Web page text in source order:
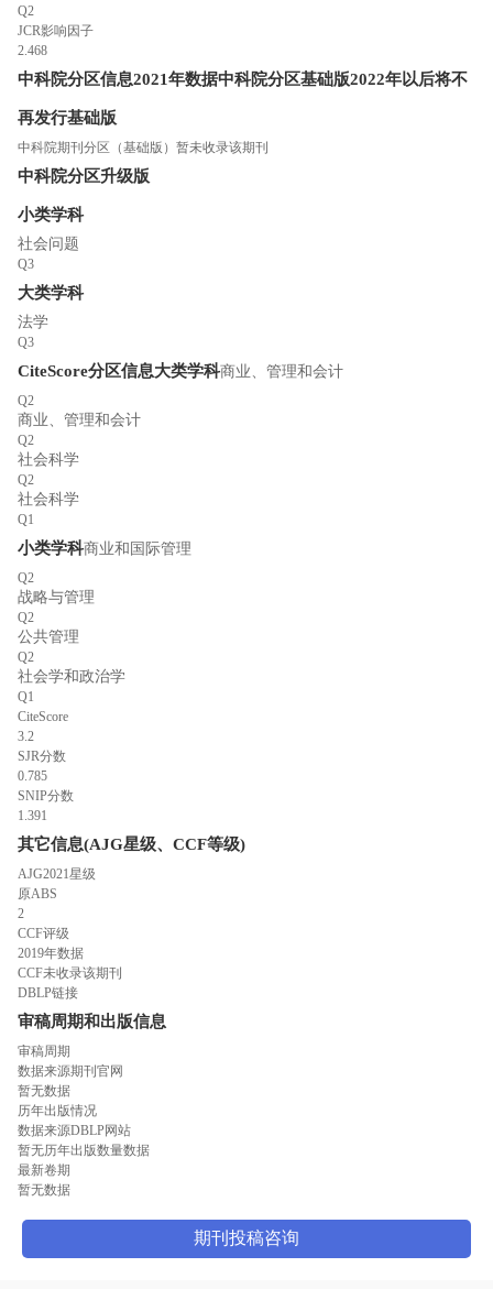
Q2
JCR影响因子
2.468
中科院分区信息2021年数据中科院分区基础版2022年以后将不
再发行基础版
中科院期刊分区（基础版）暂未收录该期刊
中科院分区升级版
小类学科
社会问题
Q3
大类学科
法学
Q3
CiteScore分区信息大类学科商业、管理和会计
Q2
商业、管理和会计
Q2
社会科学
Q2
社会科学
Q1
小类学科商业和国际管理
Q2
战略与管理
Q2
公共管理
Q2
社会学和政治学
Q1
CiteScore
3.2
SJR分数
0.785
SNIP分数
1.391
其它信息(AJG星级、CCF等级)
AJG2021星级
原ABS
2
CCF评级
2019年数据
CCF未收录该期刊
DBLP链接
审稿周期和出版信息
审稿周期
数据来源期刊官网
暂无数据
历年出版情况
数据来源DBLP网站
暂无历年出版数量数据
最新卷期
暂无数据
期刊投稿咨询